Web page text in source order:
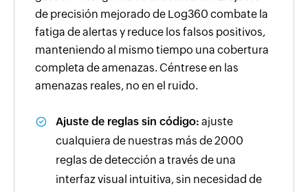
de precisión mejorado de Log360 combate la
fatiga de alertas y reduce los falsos positivos,
manteniendo al mismo tiempo una cobertura
completa de amenazas. Céntrese en las
amenazas reales, no en el ruido.
Ajuste de reglas sin código: ajuste
cualquiera de nuestras más de 2000
reglas de detección a través de una
interfaz visual intuitiva, sin necesidad de